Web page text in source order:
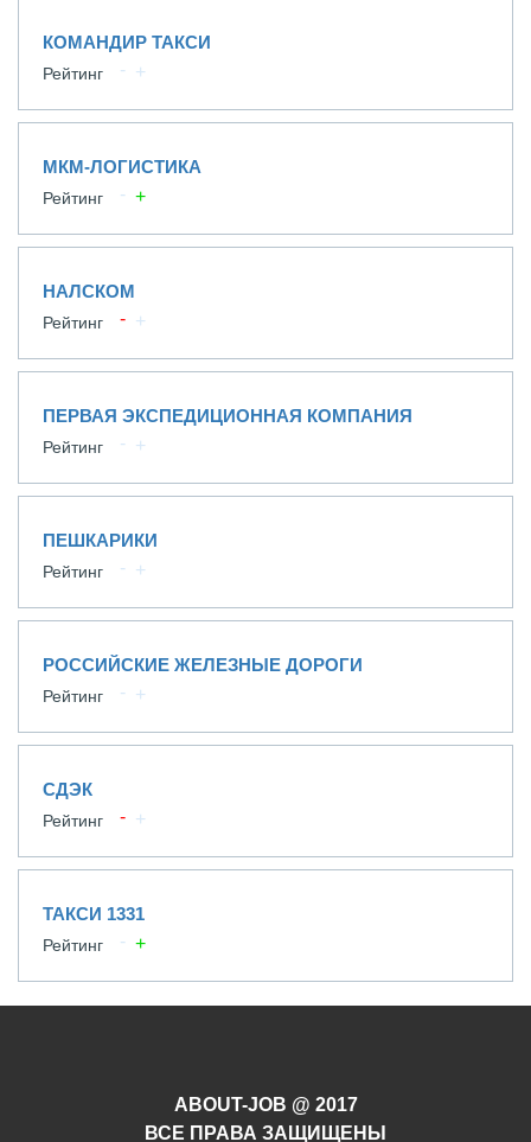
КОМАНДИР ТАКСИ
Рейтинг
МКМ-ЛОГИСТИКА
Рейтинг
НАЛСКОМ
Рейтинг
ПЕРВАЯ ЭКСПЕДИЦИОННАЯ КОМПАНИЯ
Рейтинг
ПЕШКАРИКИ
Рейтинг
РОССИЙСКИЕ ЖЕЛЕЗНЫЕ ДОРОГИ
Рейтинг
СДЭК
Рейтинг
ТАКСИ 1331
Рейтинг
ABOUT-JOB @ 2017
ВСЕ ПРАВА ЗАЩИЩЕНЫ